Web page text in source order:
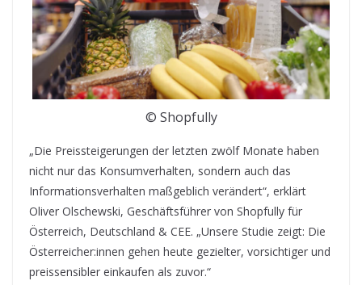
© Shopfully
„Die Preissteigerungen der letzten zwölf Monate haben
nicht nur das Konsumverhalten, sondern auch das
Informationsverhalten maßgeblich verändert“, erklärt
Oliver Olschewski, Geschäftsführer von Shopfully für
Österreich, Deutschland & CEE. „Unsere Studie zeigt: Die
Österreicher:innen gehen heute gezielter, vorsichtiger und
preissensibler einkaufen als zuvor.“